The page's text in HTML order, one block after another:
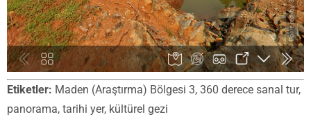
Etiketler: Maden (Araştırma) Bölgesi 3, 360 derece sanal tur,
panorama, tarihi yer, kültürel gezi